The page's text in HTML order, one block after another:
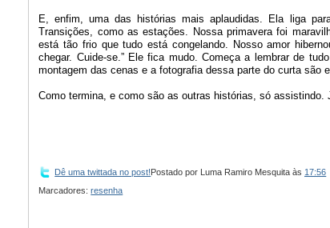
E, enfim, uma das histórias mais aplaudidas. Ela liga
Transições, como as estações. Nossa primavera foi
está tão frio que tudo está congelando. Nosso amor
chegar. Cuide-se.” Ele fica mudo. Começa a lembrar de
montagem das cenas e a fotografia dessa parte do curta são
Como termina, e como são as outras histórias, só
Dê uma twittada no post! Postado por Luma Ramiro Mesquita às 17:56
Marcadores:resenha